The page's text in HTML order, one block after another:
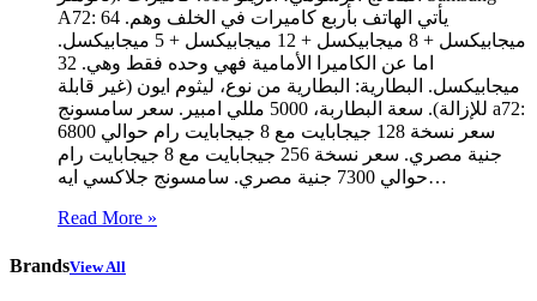
A72: يأتي الهاتف بأربع كاميرات في الخلف وهم. 64
ميجابيكسل + 8 ميجابيكسل + 12 ميجابيكسل + 5 ميجابيكسل.
اما عن الكاميرا الأمامية فهي وحده فقط وهي. 32
ميجابيكسل. البطارية: البطارية من نوع، ليثوم ايون (غير قابلة
للإزالة). سعة البطاربة، 5000 مللي امبير. سعر سامسونج a72:
سعر نسخة 128 جيجابايت مع 8 جيجابايت رام حوالي 6800
جنية مصري. سعر نسخة 256 جيجابايت مع 8 جيجابايت رام
حوالي 7300 جنية مصري. سامسونج جلاكسي ايه…
Read More »
BrandsView All